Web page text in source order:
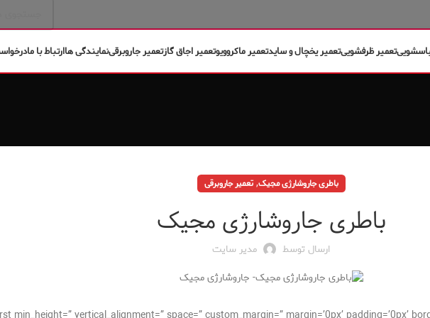
تعمیر ظرفشوییتعمیر یخچال و سایدتعمیر ماکروویوتعمیر اجاق گازتعمیر جاروبرقینمایندگی هاارتباط با ما
باطری جاروشارژی مجیک,تعمیر جاروبرقی
باطری جاروشارژی مجیک
ارسال توسط مدیر سایت